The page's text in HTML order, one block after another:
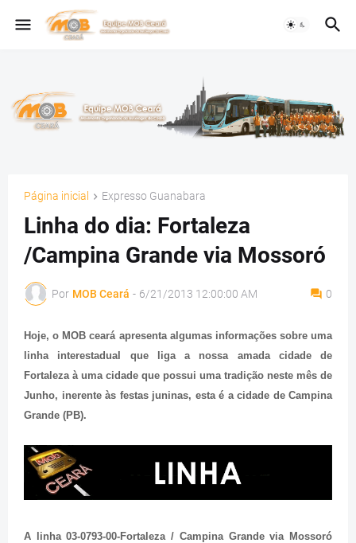
Página inicial Expresso Guanabara
Linha do dia: Fortaleza
/Campina Grande via Mossoró
Por MOB Ceará - 6/21/2013 12:00:00 AM 0
Hoje, o MOB ceará apresenta algumas informações sobre uma
linha interestadual que liga a nossa amada cidade de
Fortaleza à uma cidade que possui uma tradição neste mês de
Junho, inerente às festas juninas, esta é a cidade de Campina
Grande (PB).
A linha 03-0793-00-Fortaleza / Campina Grande via Mossoró